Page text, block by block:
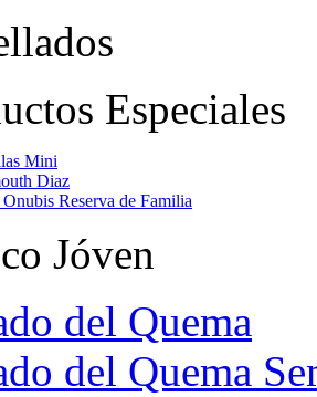
Especiales
Mini
Diaz
Reserva de Familia
Jóven
del Quema
del Quema